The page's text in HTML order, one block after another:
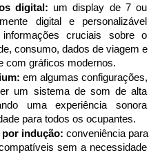
digital: um display de 7 ou
digital e personalizável
cruciais sobre o
consumo, dados de viagem e
com gráficos modernos.
em algumas configurações,
um sistema de som de alta
uma experiência sonora
para todos os ocupantes.
indução: conveniência para
sem a necessidade